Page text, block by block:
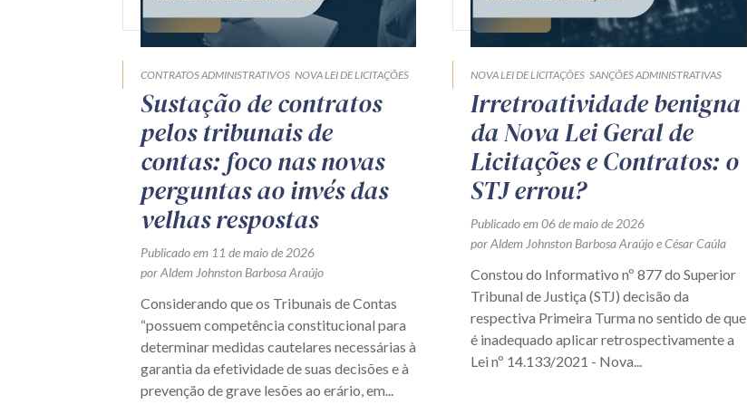
CONTRATOS ADMINISTRATIVOS NOVA LEI DE LICITAÇÕES
Sustação de contratos
pelos tribunais de
contas: foco nas novas
perguntas ao invés das
velhas respostas
Publicado em 11 de maio de 2026
por Aldem Johnston Barbosa Araújo
Considerando que os Tribunais de Contas
“possuem competência constitucional para
determinar medidas cautelares necessárias à
garantia da efetividade de suas decisões e à
prevenção de grave lesões ao erário, em...
NOVA LEI DE LICITAÇÕES SANÇÕES ADMINISTRATIVAS
Irretroatividade benigna
da Nova Lei Geral de
Licitações e Contratos: o
STJ errou?
Publicado em 06 de maio de 2026
porAldem Johnston Barbosa AraújoeCésar Caúla
Constou do Informativo nº 877 do Superior
Tribunal de Justiça (STJ) decisão da
respectiva Primeira Turma no sentido de que
é inadequado aplicar retrospectivamente a
Lei nº 14.133/2021 - Nova...